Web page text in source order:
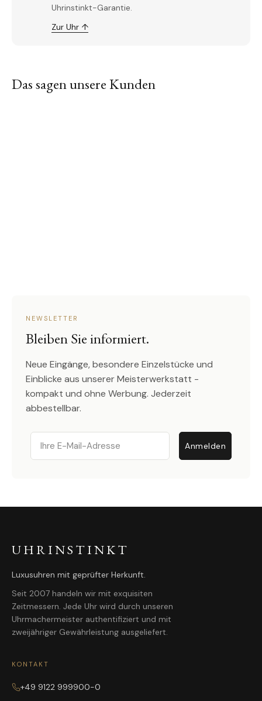
Uhrinstinkt-Garantie.
Zur Uhr ↑
Das sagen unsere Kunden
NEWSLETTER
Bleiben Sie informiert.
Neue Eingänge, besondere Einzelstücke und
Einblicke aus unserer Meisterwerkstatt -
kompakt und ohne Werbung. Jederzeit
abbestellbar.
Email
Anmelden
UHRINSTINKT
Luxusuhren mit geprüfter Herkunft.
Seit 2007 handeln wir mit exquisiten
Zeitmessern. Jede Uhr wird durch unseren
Uhrmachermeister authentifiziert und mit
zweijähriger Gewährleistung ausgeliefert.
KONTAKT
+49 9122 999900-0